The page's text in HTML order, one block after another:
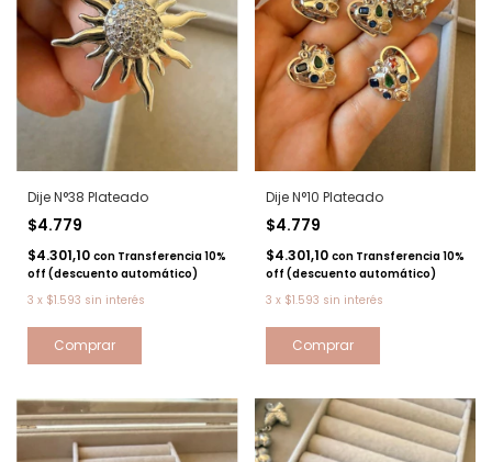
Dije N°38 Plateado
$4.779
$4.301,10 con Transferencia 10%
off (descuento automático)
3 x $1.593 sin interés
Dije N°10 Plateado
$4.779
$4.301,10 con Transferencia 10%
off (descuento automático)
3 x $1.593 sin interés